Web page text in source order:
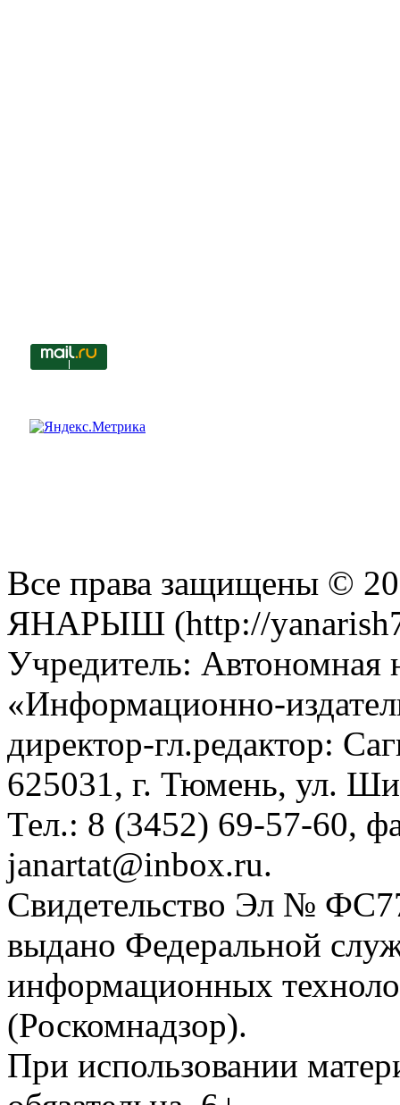
Все права защищены ©
ЯНАРЫШ (http://
Учредитель: Автономная
«Информационно-
директор-гл.редактор:
625031, г. Тюмень, ул.
Тел.: 8 (3452) 69-57-60,
janartat@inbox.ru.
Свидетельство Эл №
выдано Федеральной
информационных
(Роскомнадзор).
При использовании